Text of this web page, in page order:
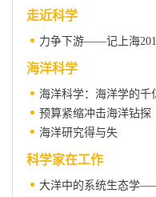
走近科学
海洋科学
海洋科学：海洋学的千
预算紧缩冲击海洋钻探
海洋研究得与失
科学家在工作